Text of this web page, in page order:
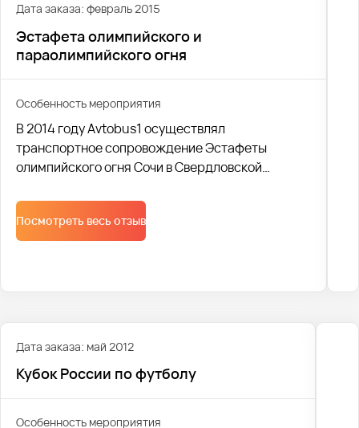
Дата заказа: февраль 2015
Эстафета олимпийского и
параолимпийского огня
Особенность мероприятия
В 2014 году Avtobus1 осуществлял
транспортное сопровождение Эстафеты
олимпийского огня Сочи в Свердловской
Cо своей задачей мы справились и получили
одобрение Министра физической культуры,
спорта и молодежной политики Л. А. Рапопорта
Посмотреть весь отзыв
Дата заказа: май 2012
Кубок России по футболу
Особенность мероприятия